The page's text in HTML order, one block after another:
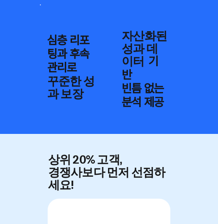
심층 리포
팅과 후속
관리로
꾸준한 성
과 보장
자산화된
성과 데
이터 기
반
빈틈 없는
분석 제공
상위 20% 고객,
​경쟁사보다 먼저 선점하
세요!